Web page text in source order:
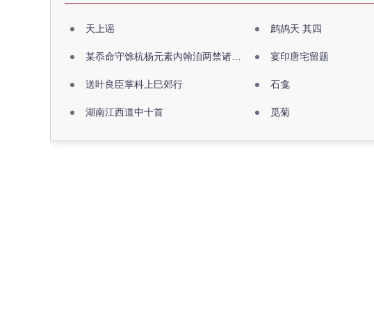
天上谣 鹧鸪天 其四
某忝命守馀杭杨元素内翰洎两禁诸公出祖佛寺 宴印唐宅留题
送叶良臣掌科上巳郊行 石龛
湖南江西道中十首 觅菊